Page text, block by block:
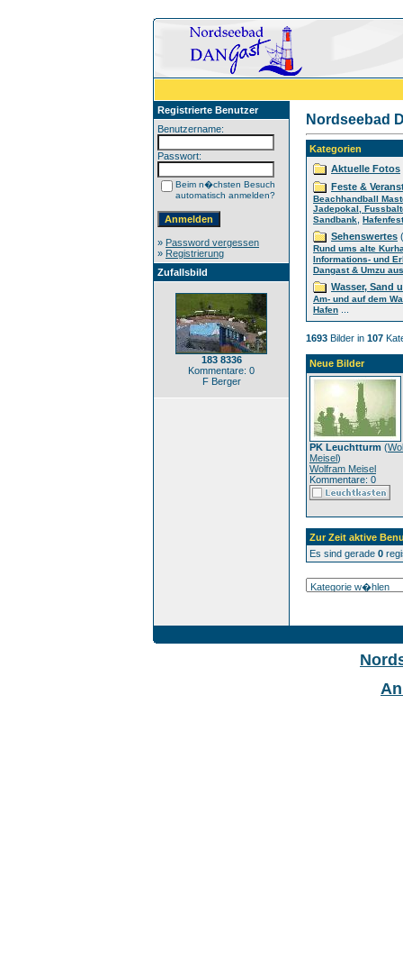
Registrierte Benutzer
Benutzername:
Passwort:
Beim n�chsten Besuch
automatisch anmelden?
» Password vergessen
» Registrierung
Zufallsbild
183 8336
Kommentare: 0
F Berger
Nordseebad
Kategorien
Aktuelle Fotos
Feste &
Beachhandball
Jadepokal,
Sandbank
Sehenswertes
Rund ums alte
Informations- und
Dangast & Umzu
Wasser, Sand
Am- und auf dem
Hafen
1693 Bilder in 107
Neue Bilder
PK Leuchtturm (
Meisel)
Wolfram Meisel
Kommentare: 0
Zur Zeit aktive
Es sind gerade 0